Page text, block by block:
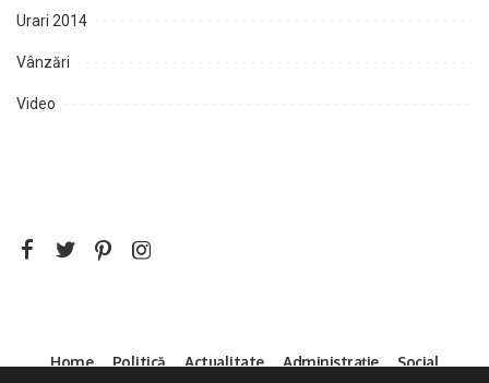
Urari 2014
Vânzări
Video
Home Politică Actualitate Administrație
Social